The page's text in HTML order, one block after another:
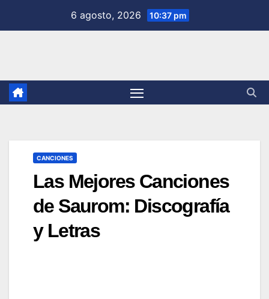
6 agosto, 2026 10:37 pm
CANCIONES
Las Mejores Canciones
de Saurom: Discografía
y Letras